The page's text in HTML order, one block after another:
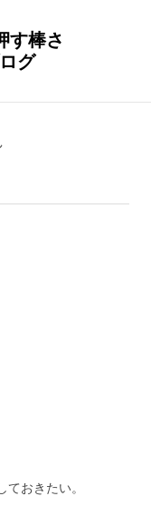
棒さ
グ
おきたい。